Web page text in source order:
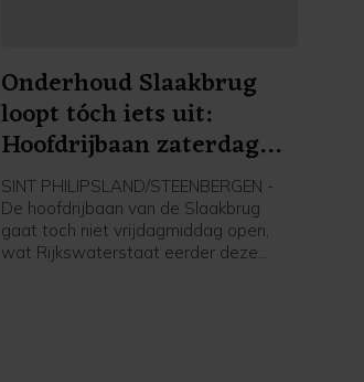
Onderhoud Slaakbrug
loopt tóch iets uit:
Hoofdrijbaan zaterdag
pas open
SINT PHILIPSLAND/STEENBERGEN -
De hoofdrijbaan van de Slaakbrug
gaat toch niet vrijdagmiddag open,
wat Rijkswaterstaat eerder deze